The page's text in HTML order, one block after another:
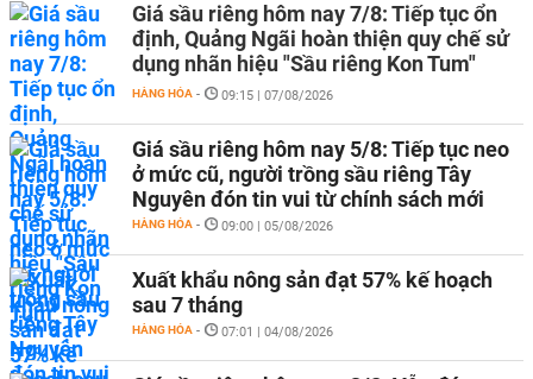
Giá sầu riêng hôm nay 7/8: Tiếp tục ổn
định, Quảng Ngãi hoàn thiện quy chế sử
dụng nhãn hiệu "Sầu riêng Kon Tum"
HÀNG HÓA - 09:15 | 07/08/2026
Giá sầu riêng hôm nay 5/8: Tiếp tục neo
ở mức cũ, người trồng sầu riêng Tây
Nguyên đón tin vui từ chính sách mới
HÀNG HÓA - 09:00 | 05/08/2026
Xuất khẩu nông sản đạt 57% kế hoạch
sau 7 tháng
HÀNG HÓA - 07:01 | 04/08/2026